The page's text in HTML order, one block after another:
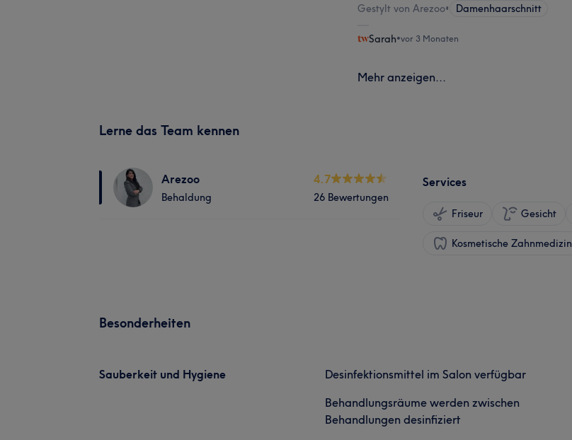
Gestylt von Arezoo• Damenhaarschnitt
Sarah•vor 3 Monaten
Mehr anzeigen...
Lerne das Team kennen
Arezoo
Behaldung
4.7
26 Bewertungen
Services
Friseur Gesicht
Kosmetische Zahnmedizin
Besonderheiten
Sauberkeit und Hygiene
Desinfektionsmittel im Salon verfügbar
Behandlungsräume werden zwischen
Behandlungen desinfiziert